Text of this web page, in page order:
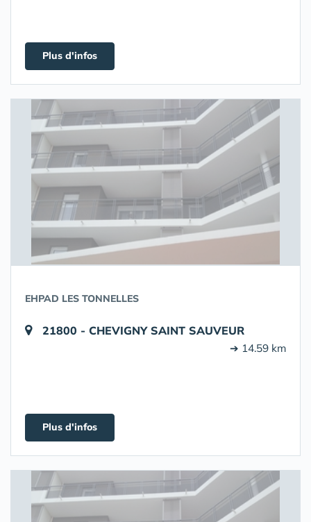
Plus d'infos
EHPAD LES TONNELLES
21800 - CHEVIGNY SAINT SAUVEUR
➔ 14.59 km
Plus d'infos